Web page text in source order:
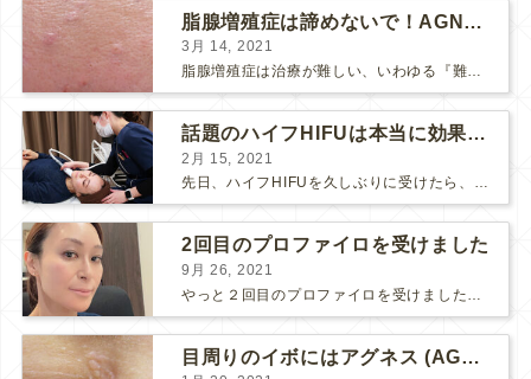
脂腺増殖症は諦めないで！AGNESアグネス治療でツルツル肌に！
3月 14, 2021
脂腺増殖症は治療が難しい、いわゆる『難治性イボ』です。 脂腺増殖症でググると、治療法として液体窒素、メスやパンチングによる外科的切除、炭酸ガスレーザーなどが出て来ますが、実際のところ、液体窒...
話題のハイフHIFUは本当に効果があるのか？
2月 15, 2021
先日、ハイフHIFUを久しぶりに受けたら、顔の調子がとても良い感じです♪ 私はハイフHIFU後はいつも３日位、人には気付かれない程度に軽く腫れて、その後、グングンと顔が引き締まります。 ...
2回目のプロファイロを受けました
9月 26, 2021
目周りのイボにはアグネス (AGNES）が効く！（ほぼ）ノーダウンタイムのイボ治療